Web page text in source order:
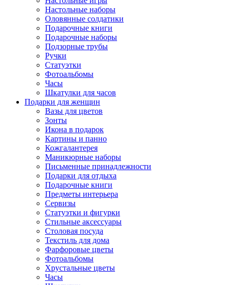
Настольные наборы
Оловянные солдатики
Подарочные книги
Подарочные наборы
Подзорные трубы
Ручки
Статуэтки
Фотоальбомы
Часы
Шкатулки для часов
Подарки для женщин
Вазы для цветов
Зонты
Икона в подарок
Картины и панно
Кожгалантерея
Маникюрные наборы
Письменные принадлежности
Подарки для отдыха
Подарочные книги
Предметы интерьера
Сервизы
Статуэтки и фигурки
Стильные аксессуары
Столовая посуда
Текстиль для дома
Фарфоровые цветы
Фотоальбомы
Хрустальные цветы
Часы